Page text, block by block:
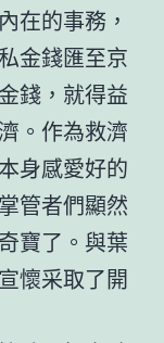
在的事務，
金錢匯至京
錢，就得益
。作為救濟
身感愛好的
管者們顯然
寶了。與葉
懷采取了開